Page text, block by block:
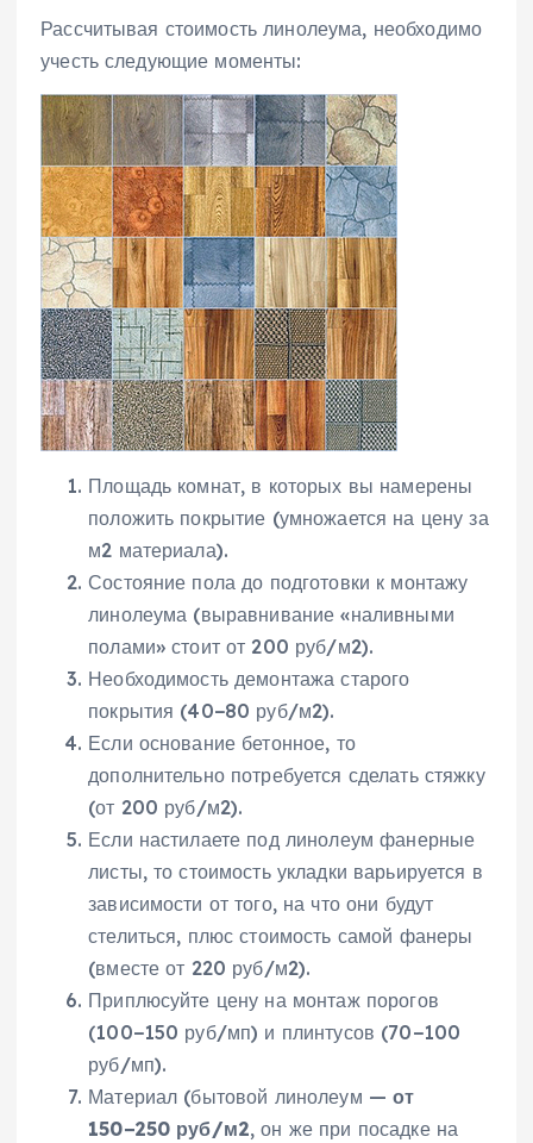
Рассчитывая стоимость линолеума, необходимо
учесть следующие моменты:
Площадь комнат, в которых вы намерены
положить покрытие (умножается на цену за
м2 материала).
Состояние пола до подготовки к монтажу
линолеума (выравнивание «наливными
полами» стоит от 200 руб/м2).
Необходимость демонтажа старого
покрытия (40−80 руб/м2).
Если основание бетонное, то
дополнительно потребуется сделать стяжку
(от 200 руб/м2).
Если настилаете под линолеум фанерные
листы, то стоимость укладки варьируется в
зависимости от того, на что они будут
стелиться, плюс стоимость самой фанеры
(вместе от 220 руб/м2).
Приплюсуйте цену на монтаж порогов
(100−150 руб/мп) и плинтусов (70−100
руб/мп).
Материал (бытовой линолеум —от
150−250 руб/м2, он же при посадке на